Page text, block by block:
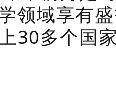
领域享有
30多个国